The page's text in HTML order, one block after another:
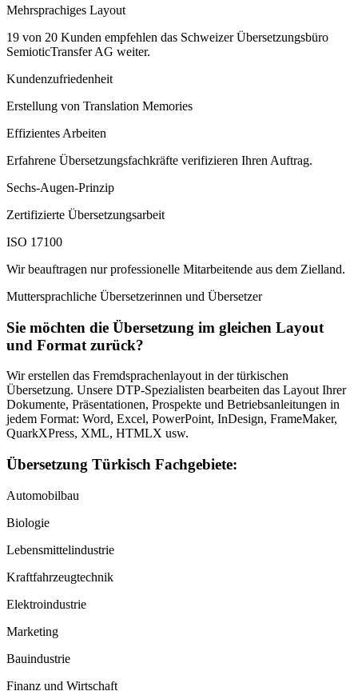
Mehrsprachiges Layout
19 von 20 Kunden empfehlen das Schweizer Übersetzungsbüro
SemioticTransfer AG weiter.
Kundenzufriedenheit
Erstellung von Translation Memories
Effizientes Arbeiten
Erfahrene Übersetzungsfachkräfte verifizieren Ihren Auftrag.
Sechs-Augen-Prinzip
Zertifizierte Übersetzungsarbeit
ISO 17100
Wir beauftragen nur professionelle Mitarbeitende aus dem Zielland.
Muttersprachliche Übersetzerinnen und Übersetzer
Sie möchten die Übersetzung im gleichen Layout
und Format zurück?
Wir erstellen das Fremdsprachenlayout in der türkischen
Übersetzung. Unsere DTP-Spezialisten bearbeiten das Layout Ihrer
Dokumente, Präsentationen, Prospekte und Betriebsanleitungen in
jedem Format: Word, Excel, PowerPoint, InDesign, FrameMaker,
QuarkXPress, XML, HTMLX usw.
Übersetzung Türkisch Fachgebiete:
Automobilbau
Biologie
Lebensmittelindustrie
Kraftfahrzeugtechnik
Elektroindustrie
Marketing
Bauindustrie
Finanz und Wirtschaft